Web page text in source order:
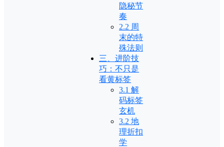
隐秘节
奏
2.2 周
末的特
殊法则
三、进阶技
巧：不只是
看黄标签
3.1 解
码标签
玄机
3.2 地
理折扣
学